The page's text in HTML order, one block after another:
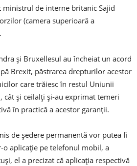
ministrul de interne britanic Sajid
(camera superioară a
şi Bruxellesul au încheiat un acord
Brexit, păstrarea drepturilor acestor
care trăiesc în restul Uniunii
cât şi ceilalţi şi-au exprimat temeri
în practică a acestor garanţii.
de şedere permanentă vor putea fi
aplicaţie pe telefonul mobil, a
el a precizat că aplicaţia respectivă